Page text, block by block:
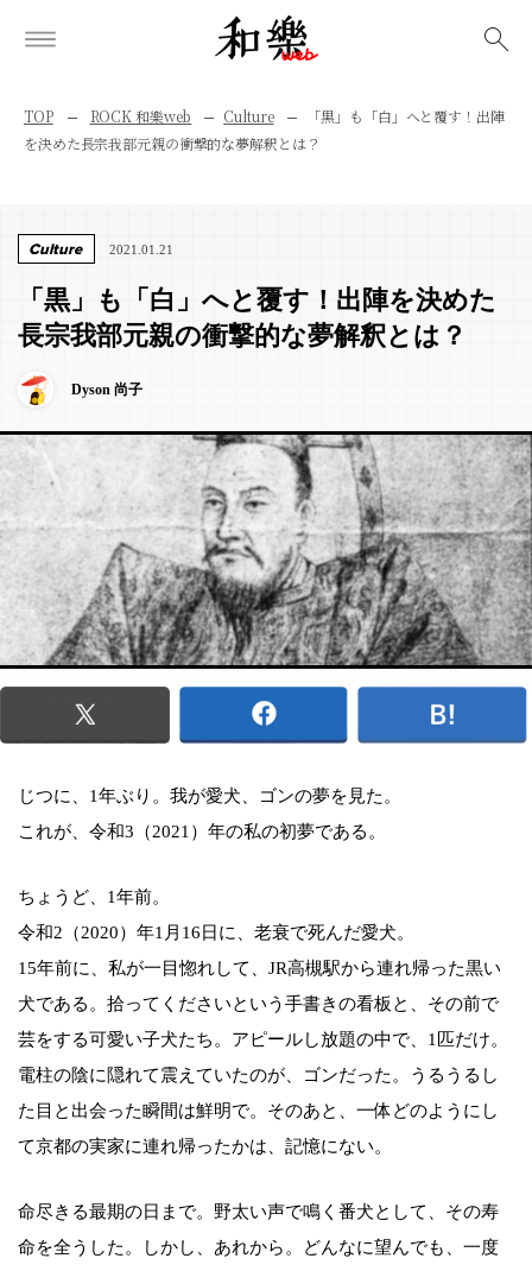
TOP ROCK 和樂web Culture
「黒」も「白」へと覆す！出陣
を決めた長宗我部元親の衝撃的な夢解釈とは？
Culture 2021.01.21
「黒」も「白」へと覆す！出陣を決めた
長宗我部元親の衝撃的な夢解釈とは？
Dyson 尚子
じつに、1年ぶり。我が愛犬、ゴンの夢を見た。
これが、令和3（2021）年の私の初夢である。
ちょうど、1年前。
令和2（2020）年1月16日に、老衰で死んだ愛犬。
15年前に、私が一目惚れして、JR高槻駅から連れ帰った黒い
犬である。拾ってくださいという手書きの看板と、その前で
芸をする可愛い子犬たち。アピールし放題の中で、1匹だけ。
電柱の陰に隠れて震えていたのが、ゴンだった。うるうるし
た目と出会った瞬間は鮮明で。そのあと、一体どのようにし
て京都の実家に連れ帰ったかは、記憶にない。
命尽きる最期の日まで。野太い声で鳴く番犬として、その寿
命を全うした。しかし、あれから。どんなに望んでも、一度